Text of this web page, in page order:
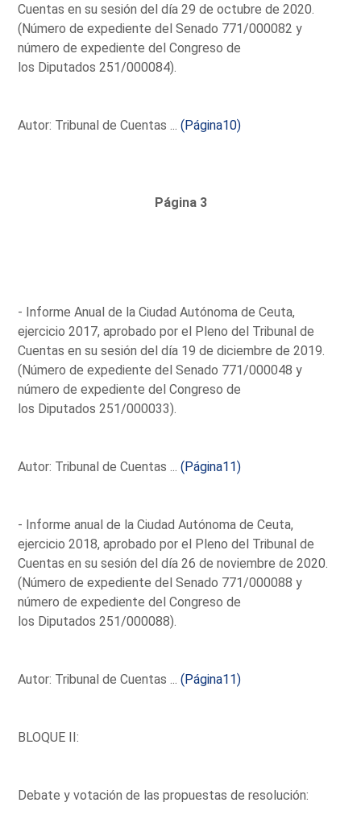
Cuentas en su sesión del día 29 de octubre de 2020.
(Número de expediente del Senado 771/000082 y
número de expediente del Congreso de
los Diputados 251/000084).
Autor: Tribunal de Cuentas ...(Página10)
Página 3
- Informe Anual de la Ciudad Autónoma de Ceuta,
ejercicio 2017, aprobado por el Pleno del Tribunal de
Cuentas en su sesión del día 19 de diciembre de 2019.
(Número de expediente del Senado 771/000048 y
número de expediente del Congreso de
los Diputados 251/000033).
Autor: Tribunal de Cuentas ...(Página11)
- Informe anual de la Ciudad Autónoma de Ceuta,
ejercicio 2018, aprobado por el Pleno del Tribunal de
Cuentas en su sesión del día 26 de noviembre de 2020.
(Número de expediente del Senado 771/000088 y
número de expediente del Congreso de
los Diputados 251/000088).
Autor: Tribunal de Cuentas ...(Página11)
BLOQUE II:
Debate y votación de las propuestas de resolución: